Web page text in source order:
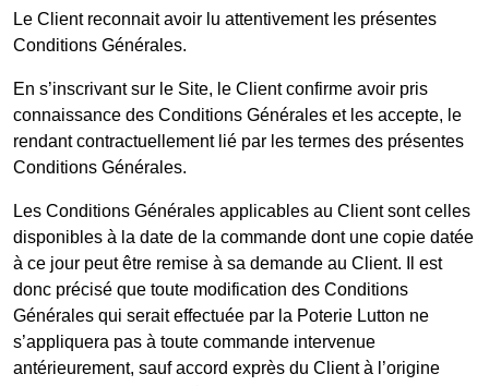
Le Client reconnait avoir lu attentivement les présentes
Conditions Générales.
En s’inscrivant sur le Site, le Client confirme avoir pris
connaissance des Conditions Générales et les accepte, le
rendant contractuellement lié par les termes des présentes
Conditions Générales.
Les Conditions Générales applicables au Client sont celles
disponibles à la date de la commande dont une copie datée
à ce jour peut être remise à sa demande au Client. Il est
donc précisé que toute modification des Conditions
Générales qui serait effectuée par la Poterie Lutton ne
s’appliquera pas à toute commande intervenue
antérieurement, sauf accord exprès du Client à l’origine